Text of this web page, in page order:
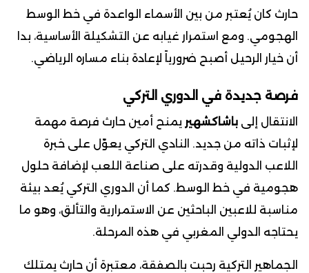
حارث كان يُعتبر من بين الأسماء الواعدة في خط الوسط
الهجومي. ومع استمرار غيابه عن التشكيلة الأساسية، بدا
أن خيار الرحيل أصبح ضرورياً لإعادة بناء مساره الرياضي.
فرصة جديدة في الدوري التركي
الانتقال إلى باشاكشهير يمنح أمين حارث فرصة مهمة
لإثبات ذاته من جديد. النادي التركي يعوّل على خبرة
اللاعب الدولية وقدرته على صناعة اللعب لإضافة حلول
هجومية في خط الوسط. كما أن الدوري التركي يُعد بيئة
مناسبة للاعبين الباحثين عن الاستمرارية والتألق، وهو ما
يحتاجه الدولي المغربي في هذه المرحلة.
الجماهير التركية رحبت بالصفقة، معتبرة أن حارث يمتلك